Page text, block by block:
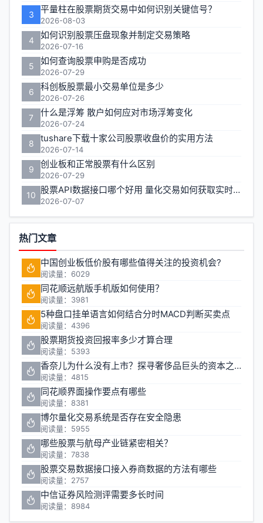
3 平量柱在股票期货交易中如何识别关键信号？
2026-08-03
4 如何识别股票压盘现象并制定交易策略
2026-07-16
5 如何查询股票申购是否成功
2026-07-29
6 科创板股票最小交易单位是多少
2026-07-26
7 什么是浮筹 散户如何应对市场浮筹变化
2026-07-24
8 tushare下载十家公司股票收盘价的实用方法
2026-07-14
9 创业板和正常股票有什么区别
2026-07-29
10 股票API数据接口哪个好用 量化交易如何获取实时行情
2026-07-07
热门文章
中国创业板低价股有哪些值得关注的投资机会?
阅读量：6029
同花顺远航版手机版如何使用？
阅读量：3981
5种盘口挂单语言如何结合分时MACD判断买卖点
阅读量：4396
股票期货投资回报率多少才算合理
阅读量：5393
香奈儿为什么没有上市？探寻奢侈品巨头的资本之路
阅读量：4815
同花顺界面操作要点有哪些
阅读量：8381
博尔量化交易系统是否存在安全隐患
阅读量：5955
哪些股票与航母产业链紧密相关？
阅读量：7838
股票交易数据接口接入券商数据的方法有哪些
阅读量：2757
中信证券风险测评需要多长时间
阅读量：8984